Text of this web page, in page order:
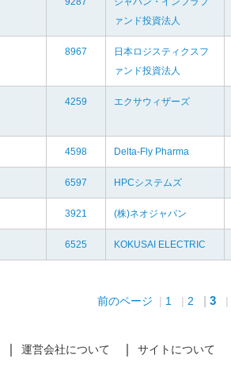
ァンド投資法人
8967
日本ロジスティクスフ
ァンド投資法人
4259 エクサウィザーズ
4598 Delta-Fly Pharma
6597 HPCシステムズ
3921 (株)ネオジャパン
6525 KOKUSAI ELECTRIC
前のページ 1 2 3
運営会社について サイトについて